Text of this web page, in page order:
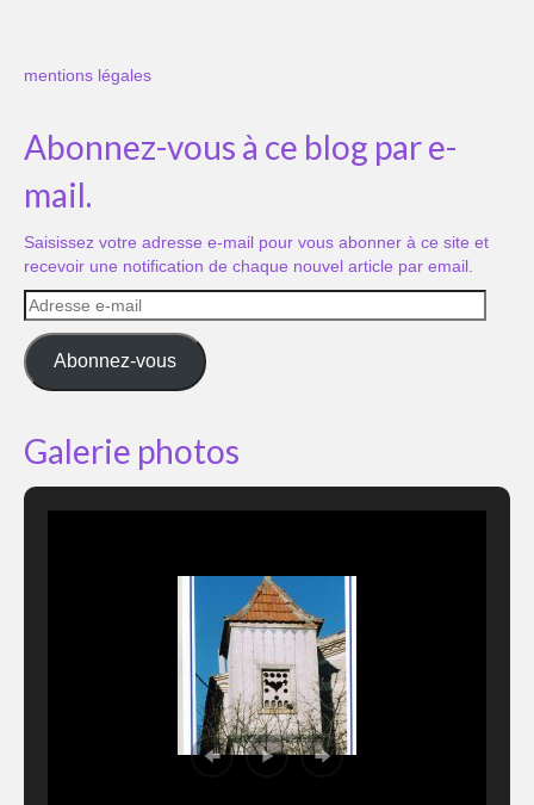
mentions légales
Abonnez-vous à ce blog par e-
mail.
Saisissez votre adresse e-mail pour vous abonner à ce site et
recevoir une notification de chaque nouvel article par email.
Adresse
e-
mail
Abonnez-vous
Galerie photos